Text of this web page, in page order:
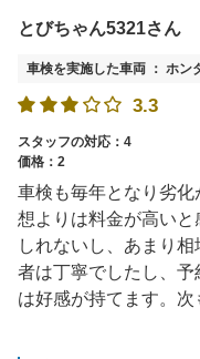
とびちゃん5321さん
車検を実施した車両 ： ホン
3.3
スタッフの対応：4
価格：2
車検も毎年となり劣
想よりは料金が高い
しれないし、あまり
者は丁寧でしたし、
は好感が持てます。次